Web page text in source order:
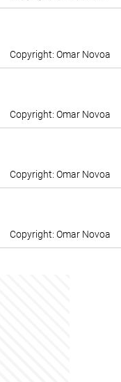
Omar Novoa
Omar Novoa
Omar Novoa
Omar Novoa